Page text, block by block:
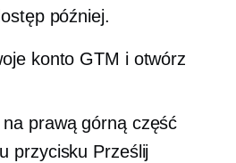
później.
konto GTM i otwórz
prawą górną część
przycisku Prześlij